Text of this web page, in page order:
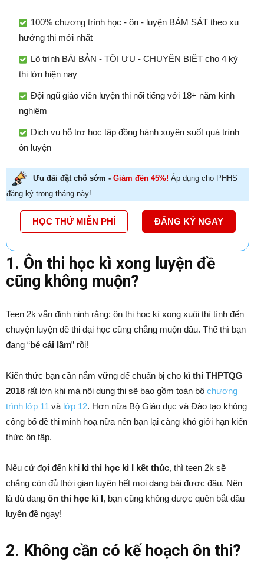
100% chương trình học - ôn - luyện BÁM SÁT theo xu
hướng thi mới nhất
Lộ trình BÀI BẢN - TỐI ƯU - CHUYÊN BIỆT cho 4 kỳ
thi lớn hiện nay
Đội ngũ giáo viên luyện thi nổi tiếng với 18+ năm kinh
nghiệm
Dịch vụ hỗ trợ học tập đồng hành xuyên suốt quá trình
ôn luyện
Ưu đãi đặt chỗ sớm - Giảm đến 45%! Áp dụng cho PHHS
đăng ký trong tháng này!
HỌC THỬ MIỄN PHÍ ĐĂNG KÝ NGAY
1. Ôn thi học kì xong luyện đề
cũng không muộn?
Teen 2k vẫn đinh ninh rằng: ôn thi học kì xong xuôi thì tính đến
chuyện luyện đề thi đại học cũng chẳng muộn đâu. Thế thì bạn
đang “bé cái lầm” rồi!
Kiến thức bạn cần nắm vững để chuẩn bị cho kì thi THPTQG
2018 rất lớn khi mà nội dung thi sẽ bao gồm toàn bộ chương
trình lớp 11 và lớp 12. Hơn nữa Bộ Giáo dục và Đào tạo không
công bố đề thi minh hoạ nữa nên bạn lại càng khó giới hạn kiến
thức ôn tập.
Nếu cứ đợi đến khi kì thi học kì I kết thúc, thì teen 2k sẽ
chẳng còn đủ thời gian luyện hết mọi dạng bài được đâu. Nên
là dù đang ôn thi học kì I, bạn cũng không được quên bắt đầu
luyện đề ngay!
2. Không cần có kế hoạch ôn thi?